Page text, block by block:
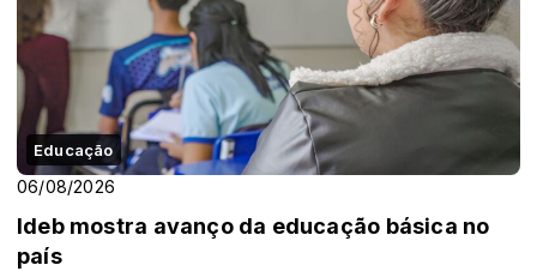
Educação
06/08/2026
Ideb mostra avanço da educação básica no
país